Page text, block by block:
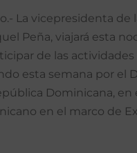
La vicepresidenta de
Peña, viajará esta
de las actividades
esta semana por el
Dominicana, en
en el marco de